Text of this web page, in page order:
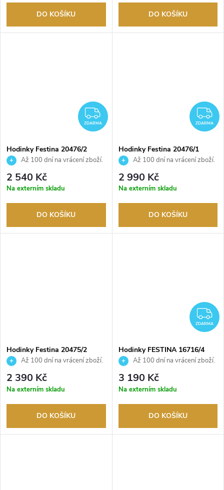
DO KOŠÍKU DO KOŠÍKU
ZDARMA
ZDARMA
Hodinky Festina 20476/2
Až 100 dní na vrácení zboží.
Autorizovaný prodejce.
2 540 Kč
Na externím skladu
DO KOŠÍKU
ZDARMA
Hodinky Festina 20476/1
Až 100 dní na vrácení zboží.
Autorizovaný prodejce.
2 990 Kč
Na externím skladu
DO KOŠÍKU
Hodinky Festina 20475/2
Až 100 dní na vrácení zboží.
Autorizovaný prodejce.
2 390 Kč
Na externím skladu
DO KOŠÍKU
ZDARMA
Hodinky FESTINA 16716/4
Až 100 dní na vrácení zboží.
Autorizovaný prodejce.
3 190 Kč
Na externím skladu
DO KOŠÍKU